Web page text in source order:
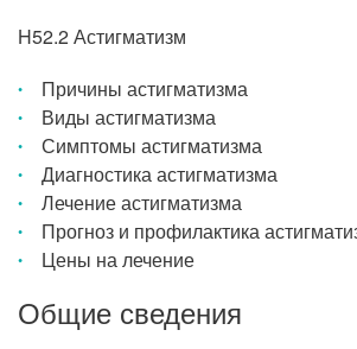
H52.2 Астигматизм
Причины астигматизма
Виды астигматизма
Симптомы астигматизма
Диагностика астигматизма
Лечение астигматизма
Прогноз и профилактика
Цены на лечение
Общие сведения